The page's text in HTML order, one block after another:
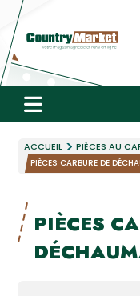
ACCUEIL PIÈCES AU
PIÈCES CARBURE DE
PIÈCES